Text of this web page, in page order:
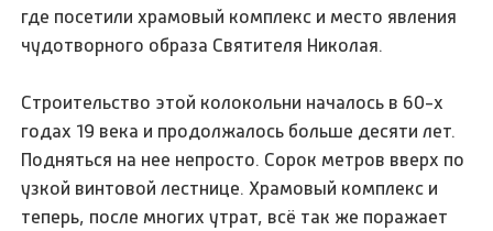
где посетили храмовый комплекс и место явления
чудотворного образа Святителя Николая.
Строительство этой колокольни началось в 60-х
годах 19 века и продолжалось больше десяти лет.
Подняться на нее непросто. Сорок метров вверх по
узкой винтовой лестнице. Храмовый комплекс и
теперь, после многих утрат, всё так же поражает